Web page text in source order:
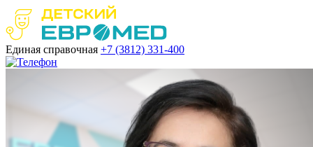
Единая справочная +7 (3812) 331-400